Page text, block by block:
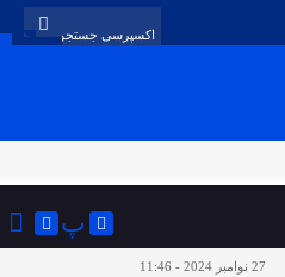
پ
27 نوامبر 2024 - 11:46